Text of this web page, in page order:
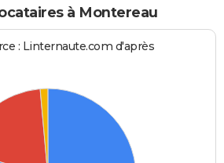
à Montereau
: Linternaute.com d'après